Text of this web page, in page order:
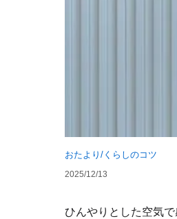
おたより/くらしのコツ
2025/12/13
ひんやりとした空気